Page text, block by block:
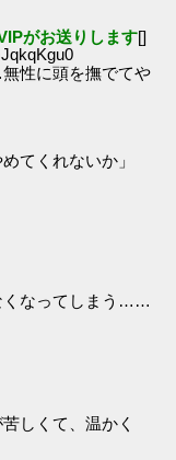
がお送りします[]
性に頭を撫でてや
てくれないか」
くなってしまう……
しくて、温かく